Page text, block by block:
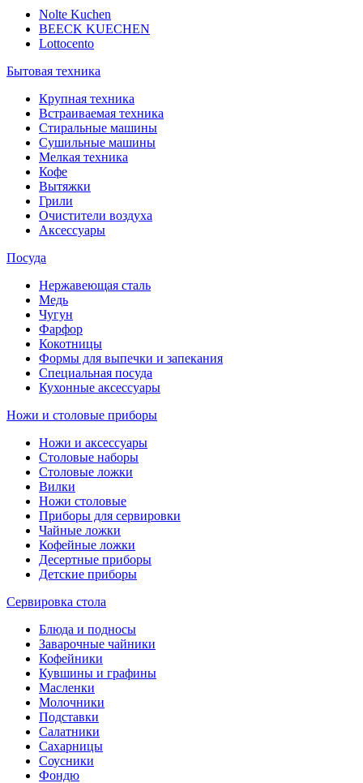
Nolte Kuchen
BEECK KUECHEN
Lottocento
Бытовая техника
Крупная техника
Встраиваемая техника
Стиральные машины
Сушильные машины
Мелкая техника
Кофе
Вытяжки
Грили
Очистители воздуха
Аксессуары
Посуда
Нержавеющая сталь
Медь
Чугун
Фарфор
Кокотницы
Формы для выпечки и запекания
Специальная посуда
Кухонные аксессуары
Ножи и столовые приборы
Ножи и аксессуары
Столовые наборы
Столовые ложки
Вилки
Ножи столовые
Приборы для сервировки
Чайные ложки
Кофейные ложки
Десертные приборы
Детские приборы
Сервировка стола
Блюда и подносы
Заварочные чайники
Кофейники
Кувшины и графины
Масленки
Молочники
Подставки
Салатники
Сахарницы
Соусники
Фондю